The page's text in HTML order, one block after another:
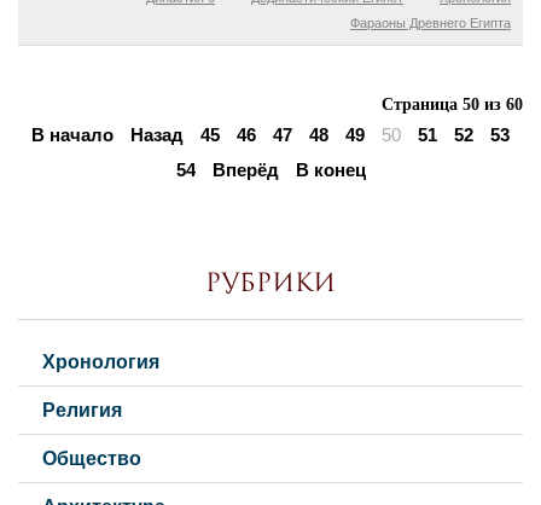
Фараоны Древнего Египта
Страница 50 из 60
В начало Назад 45 46 47 48 49 50 51 52
53
54
Вперёд В конец
Рубрики
Хронология
Религия
Общество